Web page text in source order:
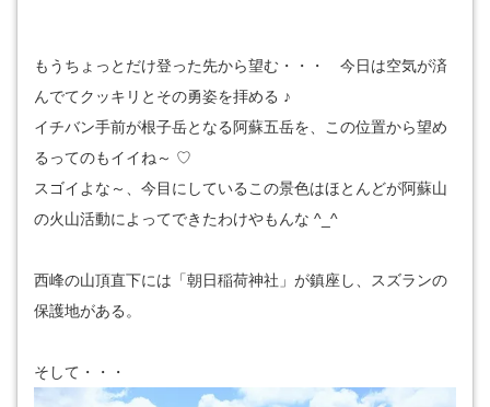
もうちょっとだけ登った先から望む・・・ 今日は空気が済
んでてクッキリとその勇姿を拝める ♪
イチバン手前が根子岳となる阿蘇五岳を、この位置から望め
るってのもイイね～ ♡
スゴイよな～、今目にしているこの景色はほとんどが阿蘇山
の火山活動によってできたわけやもんな ^_^
西峰の山頂直下には「朝日稲荷神社」が鎮座し、スズランの
保護地がある。
そして・・・